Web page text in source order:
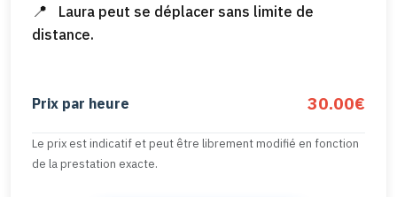
Laura peut se déplacer sans limite de
distance.
Prix par heure 30.00€
Le prix est indicatif et peut être librement modifié en fonction
de la prestation exacte.